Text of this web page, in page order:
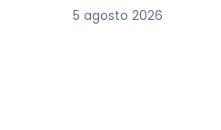
5 agosto 2026